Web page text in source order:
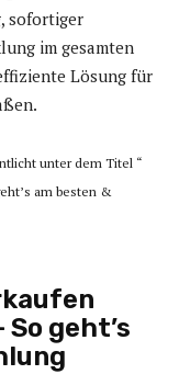
sofortiger
im gesamten
Lösung für
unter dem Titel “
am besten &
geht’s